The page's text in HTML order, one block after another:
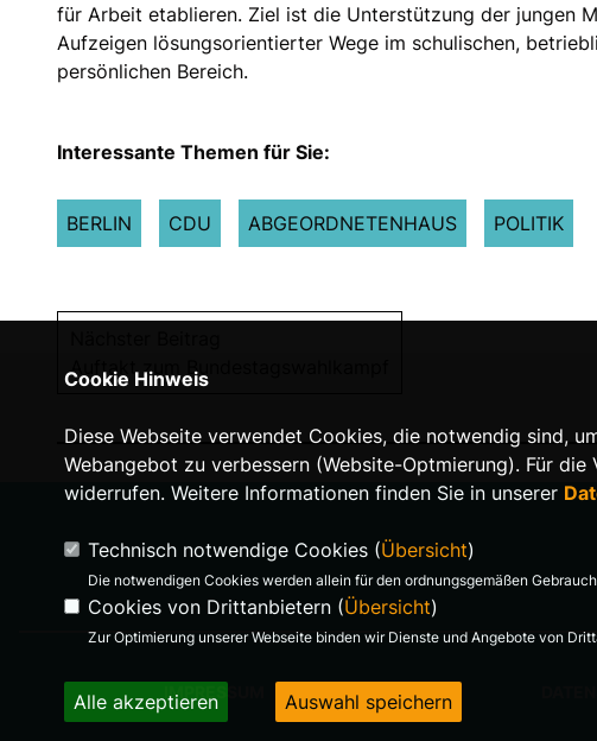
für Arbeit etablieren. Ziel ist die Unterstützung der jungen
Aufzeigen lösungsorientierter Wege im schulischen,
persönlichen Bereich.
Interessante Themen für Sie:
BERLIN CDU ABGEORDNETENHAUS POLITIK
Auftakt zum Bundestagswahlkampf
IMPRESSUM
Cookie Hinweis
Diese Webseite verwendet Cookies, die notwendig sind,
Webangebot zu verbessern (Website-Optmierung). Für
widerrufen. Weitere Informationen finden Sie in unserer
Technisch notwendige Cookies (Übersicht)
Die notwendigen Cookies werden allein für den ordnungsgemäßen
Cookies von Drittanbietern (Übersicht)
Zur Optimierung unserer Webseite binden wir Dienste und Angebote von
Alle akzeptieren Auswahl speichern